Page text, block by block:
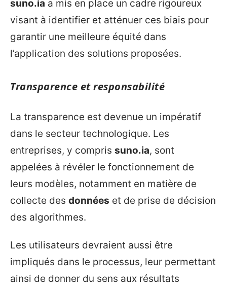
suno.ia a mis en place un cadre rigoureux
visant à identifier et atténuer ces biais pour
garantir une meilleure équité dans
l’application des solutions proposées.
Transparence et responsabilité
La transparence est devenue un impératif
dans le secteur technologique. Les
entreprises, y compris suno.ia, sont
appelées à révéler le fonctionnement de
leurs modèles, notamment en matière de
collecte des données et de prise de décision
des algorithmes.
Les utilisateurs devraient aussi être
impliqués dans le processus, leur permettant
ainsi de donner du sens aux résultats